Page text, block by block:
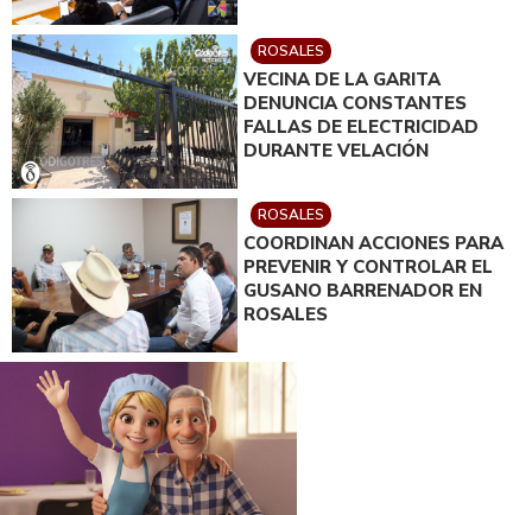
ROSALES
VECINA DE LA GARITA
DENUNCIA CONSTANTES
FALLAS DE ELECTRICIDAD
DURANTE VELACIÓN
ROSALES
COORDINAN ACCIONES PARA
PREVENIR Y CONTROLAR EL
GUSANO BARRENADOR EN
ROSALES